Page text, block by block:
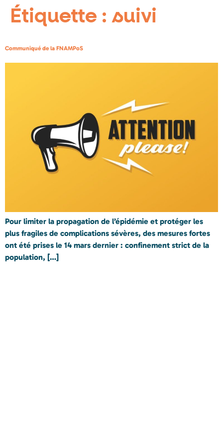
Étiquette : suivi
Communiqué de la FNAMPoS
Pour limiter la propagation de l’épidémie et protéger les
plus fragiles de complications sévères, des mesures fortes
ont été prises le 14 mars dernier : confinement strict de la
population, […]